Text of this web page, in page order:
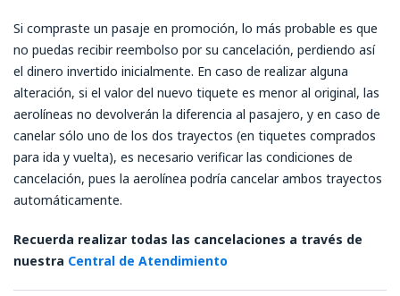
Si compraste un pasaje en promoción, lo más probable es que
no puedas recibir reembolso por su cancelación, perdiendo así
el dinero invertido inicialmente. En caso de realizar alguna
alteración, si el valor del nuevo tiquete es menor al original, las
aerolíneas no devolverán la diferencia al pasajero, y en caso de
canelar sólo uno de los dos trayectos (en tiquetes comprados
para ida y vuelta), es necesario verificar las condiciones de
cancelación, pues la aerolínea podría cancelar ambos trayectos
automáticamente.
Recuerda realizar todas las cancelaciones a través de
nuestra Central de Atendimiento